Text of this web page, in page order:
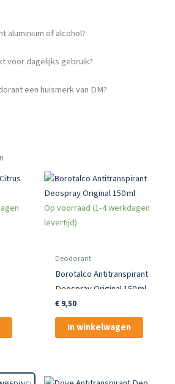
aluminium of alcohol?
voor dagelijks gebruik?
een huismerk van DM?
Op voorraad (1-4 werkdagen
levertijd)
Deodorant
Borotalco Antitranspirant
Deospray Original 150 ml
€9,50
In winkelwagen